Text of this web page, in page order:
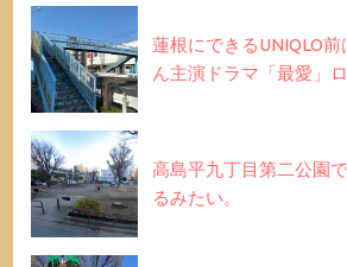
蓮根にできるUNIQLO
ん主演ドラマ「最愛」
高島平九丁目第二公園
るみたい。